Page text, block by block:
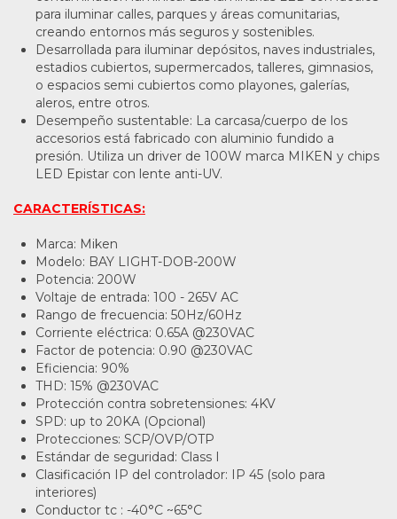
para iluminar calles, parques y áreas comunitarias,
creando entornos más seguros y sostenibles.
Desarrollada para iluminar depósitos, naves industriales,
estadios cubiertos, supermercados, talleres, gimnasios,
o espacios semi cubiertos como playones, galerías,
aleros, entre otros.
Desempeño sustentable: La carcasa/cuerpo de los
accesorios está fabricado con aluminio fundido a
presión. Utiliza un driver de 100W marca MIKEN y chips
LED Epistar con lente anti-UV.
CARACTERÍSTICAS:
Marca: Miken
Modelo: BAY LIGHT-DOB-200W
Potencia: 200W
Voltaje de entrada: 100 - 265V AC
Rango de frecuencia: 50Hz/60Hz
Corriente eléctrica: 0.65A @230VAC
Factor de potencia: 0.90 @230VAC
Eficiencia: 90%
THD: 15% @230VAC
Protección contra sobretensiones: 4KV
SPD: up to 20KA (Opcional)
Protecciones: SCP/OVP/OTP
Estándar de seguridad: Class I
Clasificación IP del controlador: IP 45 (solo para
interiores)
Conductor tc : -40°C ~65°C